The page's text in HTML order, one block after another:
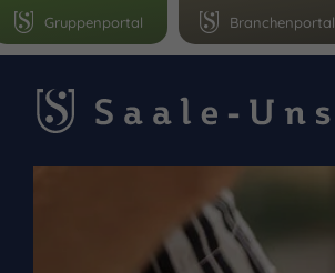
Branchenportal
Gruppenportal